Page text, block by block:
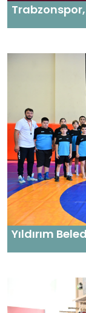
Trabzonspor,
Yıldırım